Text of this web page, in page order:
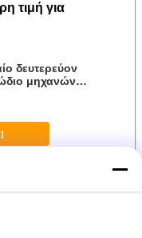
τιμή για
δευτερεύον
μηχανών